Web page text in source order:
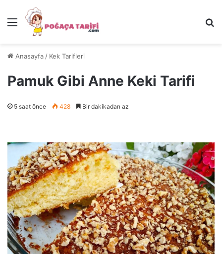
Menü
Anasayfa / Kek Tarifleri
Pamuk Gibi Anne Keki Tarifi
5 saat önce 428 Bir dakikadan az